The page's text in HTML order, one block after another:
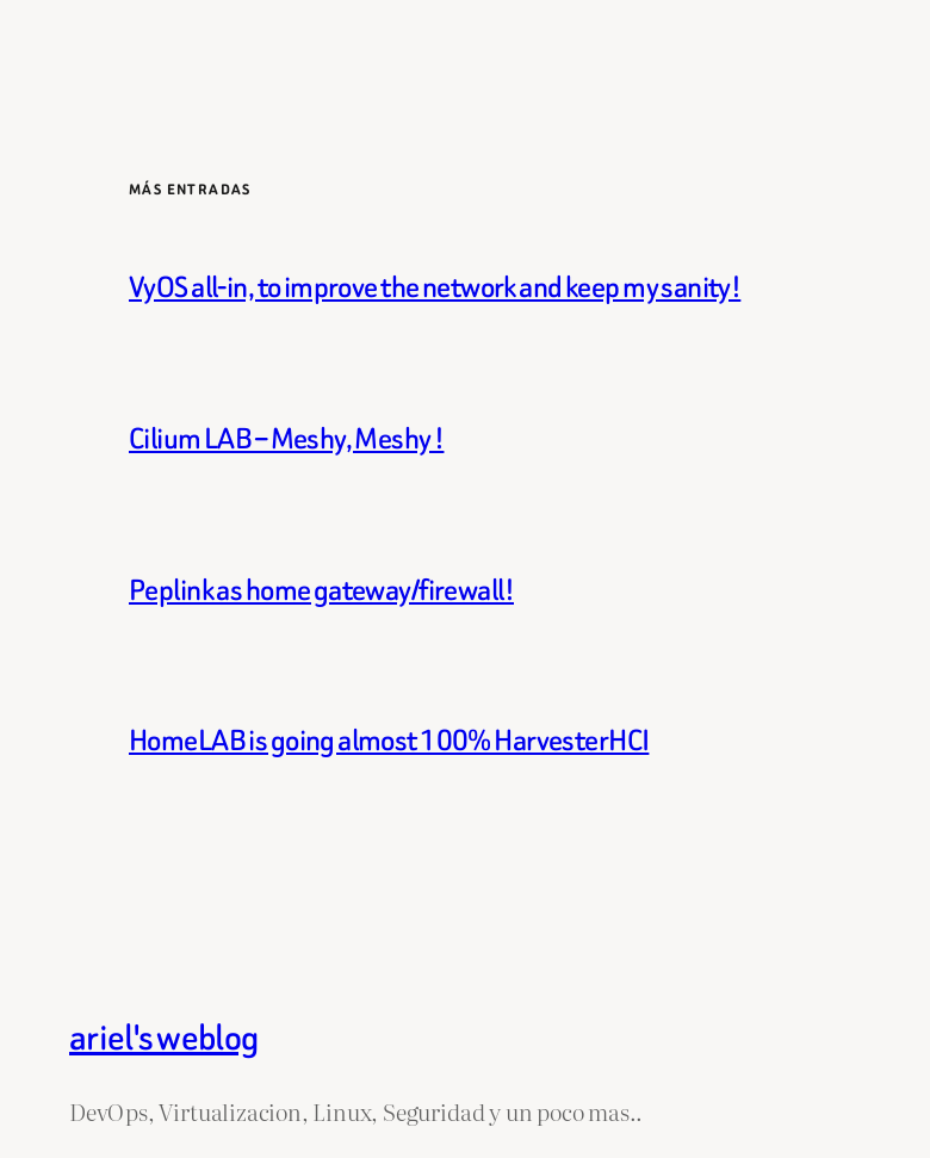
MÁS ENTRADAS
VyOS all-in, to improve the network and keep my sanity!
Cilium LAB – Meshy, Meshy !
Peplink as home gateway/firewall!
HomeLAB is going almost 100% HarvesterHCI
ariel's weblog
DevOps, Virtualizacion, Linux, Seguridad y un poco mas..